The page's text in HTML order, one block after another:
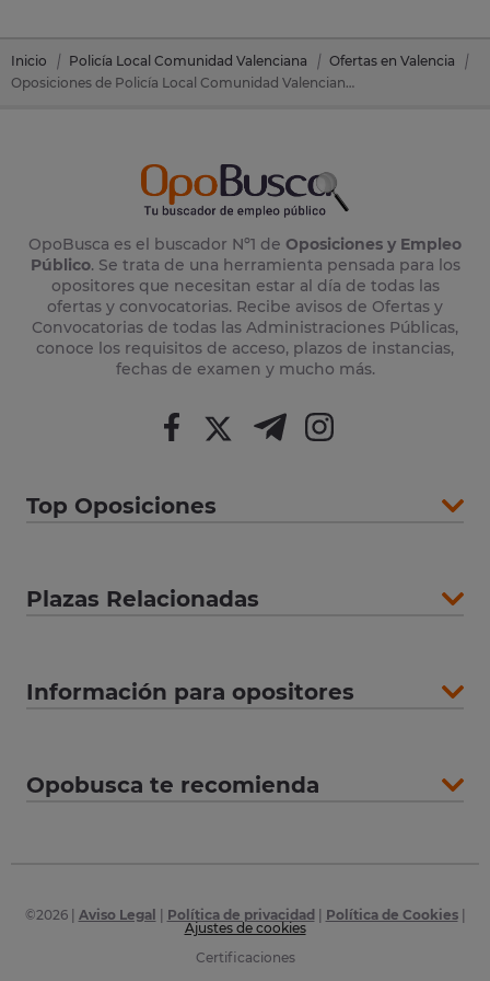
Inicio Policía Local Comunidad Valenciana
Ofertas en Valencia
Oposiciones de Policía Local Comunidad Valenciana en Alboraya (Valencia)
OpoBusca es el buscador Nº1 de Oposiciones y Empleo
Público. Se trata de una herramienta pensada para los
opositores que necesitan estar al día de todas las
ofertas y convocatorias. Recibe avisos de Ofertas y
Convocatorias de todas las Administraciones Públicas,
conoce los requisitos de acceso, plazos de instancias,
fechas de examen y mucho más.
Top Oposiciones
Plazas Relacionadas
Información para opositores
Opobusca te recomienda
©2026| Aviso Legal Política de privacidad Política de Cookies|
Ajustes de cookies
Certificaciones